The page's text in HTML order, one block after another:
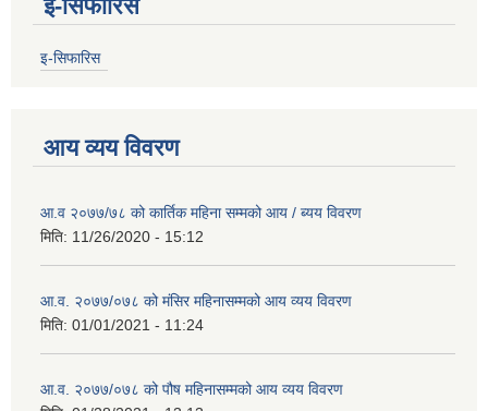
इ-सिफारिस
इ-सिफारिस
आय व्यय विवरण
आ.व २०७७/७८ को कार्तिक महिना सम्मको आय / ब्यय विवरण
मिति: 11/26/2020 - 15:12
आ.व. २०७७/०७८ को मंसिर महिनासम्मको आय व्यय विवरण
मिति: 01/01/2021 - 11:24
आ.व. २०७७/०७८ को पौष महिनासम्मको आय व्यय विवरण